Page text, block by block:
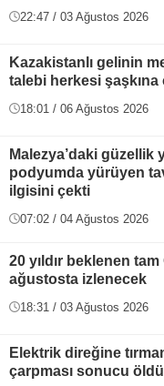
22:47 / 03 Ağustos 2026
Kazakistanlı gelinin
talebi herkesi şaşkına
18:01 / 06 Ağustos 2026
Malezya’daki güzellik
podyumda yürüyen
ilgisini çekti
07:02 / 04 Ağustos 2026
20 yıldır beklenen
ağustosta izlenecek
18:31 / 03 Ağustos 2026
Elektrik direğine
çarpması sonucu öldü